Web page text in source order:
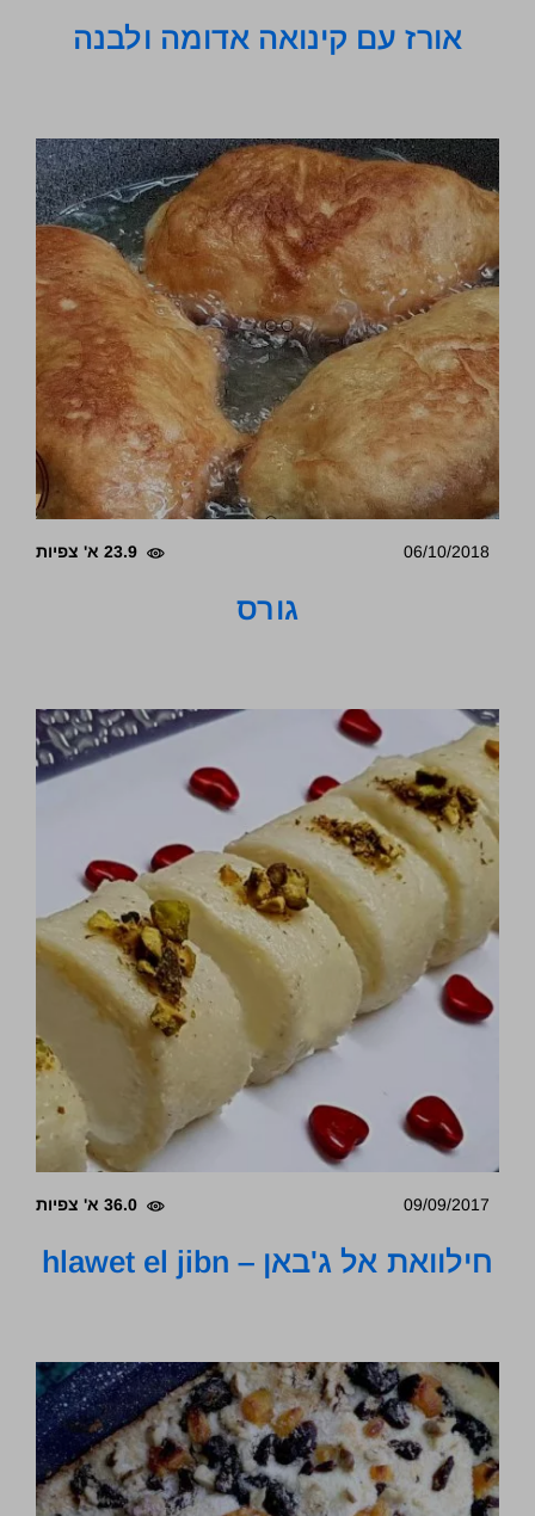
אורז עם קינואה אדומה ולבנה
06/10/2018 23.9 א' צפיות
גורס
09/09/2017 36.0 א' צפיות
חילוואת אל ג'באן – hlawet el jibn